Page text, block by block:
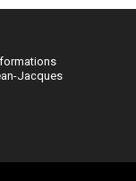
Jacques